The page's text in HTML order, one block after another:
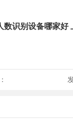
数识别设备哪家好